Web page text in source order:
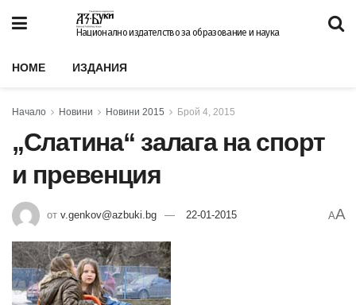
Национално издателство за образование и наука
HOME ИЗДАНИЯ
Начало Новини Новини 2015 Брой 4, 2015
„Слатина“ залага на спорт
и превенция
от v.genkov@azbuki.bg 22-01-2015 AA